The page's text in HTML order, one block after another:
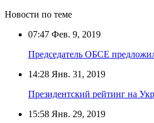
Новости по теме
07:47 Фев. 9, 2019
Председатель ОБСЕ
14:28 Янв. 31, 2019
Президентский рейтинг на
15:58 Янв. 29, 2019